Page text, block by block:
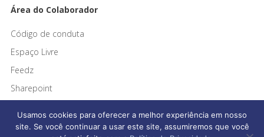
Área do Colaborador
Código de conduta
Espaço Livre
Feedz
Sharepoint
Usamos cookies para oferecer a melhor experiência em nosso
site. Se você continuar a usar este site, assumiremos que você